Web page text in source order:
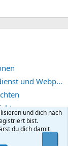
Synology DSM 7.2/7.3, Web Station 4, Webdienst und Webportal erstellen (ehemals vHost)
und dich nach
bist.
du dich damit